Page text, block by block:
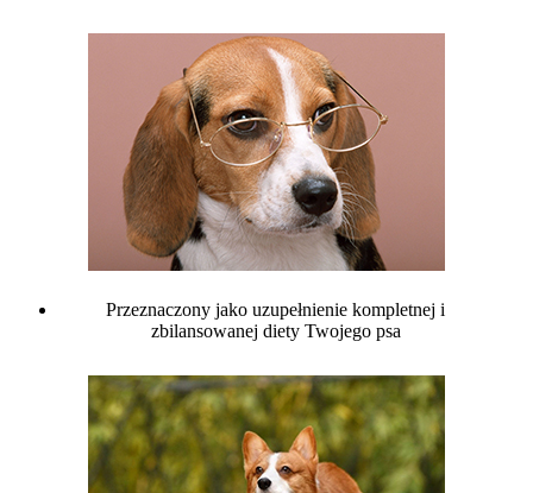
Przeznaczony jako uzupełnienie kompletnej i
zbilansowanej diety Twojego psa